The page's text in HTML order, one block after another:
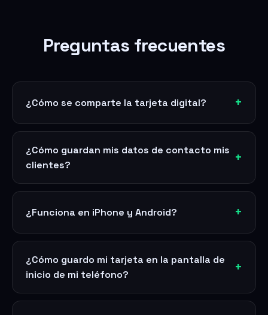
Preguntas frecuentes
¿Cómo se comparte la tarjeta digital?
¿Cómo guardan mis datos de contacto mis
clientes?
¿Funciona en iPhone y Android?
¿Cómo guardo mi tarjeta en la pantalla de
inicio de mi teléfono?